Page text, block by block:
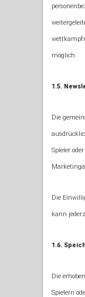
möglich.
1.5.
Die
Spieler
Die
kann
1.6.
Die
Spielern